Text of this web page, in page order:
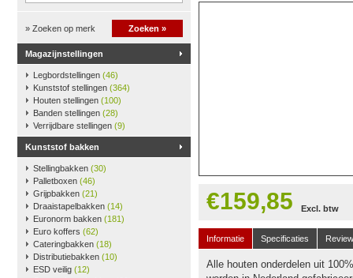
» Zoeken op merk Zoeken »
Magazijnstellingen
Legbordstellingen (46)
Kunststof stellingen (364)
Houten stellingen (100)
Banden stellingen (28)
Verrijdbare stellingen (9)
Kunststof bakken
Stellingbakken (30)
Palletboxen (46)
Grijpbakken (21)
Draaistapelbakken (14)
Euronorm bakken (181)
Euro koffers (62)
Cateringbakken (18)
Distributiebakken (10)
ESD veilig (12)
€159,85 Excl. btw
Informatie Specificaties
Alle houten onderdelen uit